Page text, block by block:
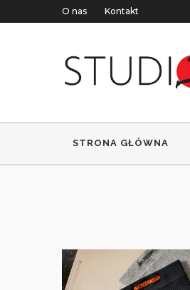
O nas Kontakt
STRONA GŁÓWNA